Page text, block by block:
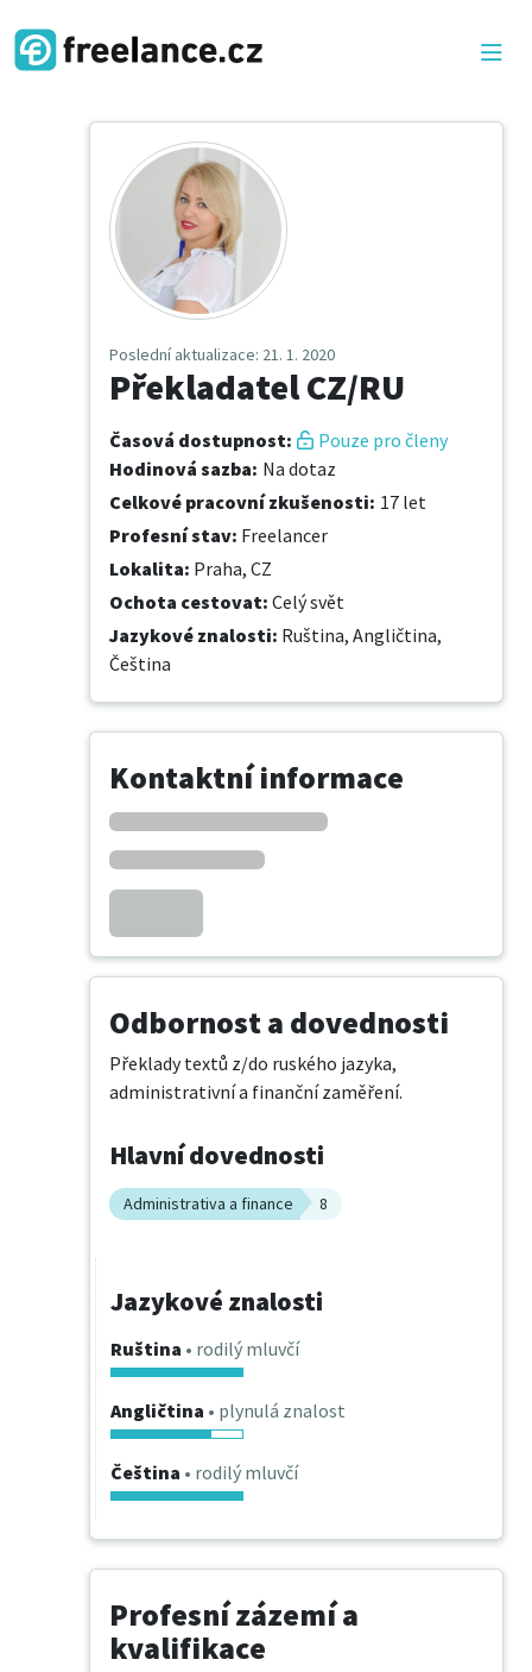
Poslední aktualizace: 21. 1. 2020
Překladatel CZ/RU
Časová dostupnost:
Pouze pro členy
Hodinová sazba: Na dotaz
Celkové pracovní zkušenosti: 17 let
Profesní stav: Freelancer
Lokalita: Praha, CZ
Ochota cestovat: Celý svět
Jazykové znalosti: Ruština, Angličtina,
Čeština
Kontaktní informace
Odbornost a dovednosti
Překlady textů z/do ruského jazyka,
administrativní a finanční zaměření.
Hlavní dovednosti
Administrativa a finance 8
Jazykové znalosti
Ruština • rodilý mluvčí
Angličtina • plynulá znalost
Čeština • rodilý mluvčí
Profesní zázemí a
kvalifikace